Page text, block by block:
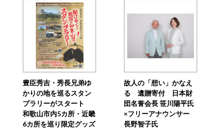
豊臣秀吉・秀長兄弟ゆ
かりの地を巡るスタン
プラリーがスタート
和歌山市内5カ所・近畿
6カ所を巡り限定グッズ
故人の「想い」かなえ
る 遺贈寄付 日本財
団名誉会長 笹川陽平氏
×フリーアナウンサー
長野智子氏